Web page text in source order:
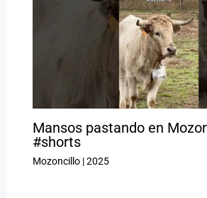
Mansos pastando en
#shorts
Mozoncillo|2025